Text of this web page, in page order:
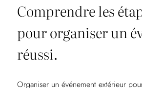
Comprendre les
pour organiser un
réussi.
Organiser un événement extérieur